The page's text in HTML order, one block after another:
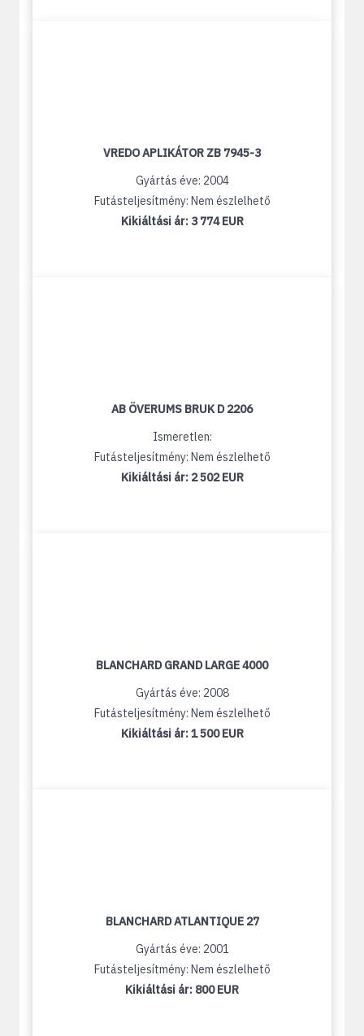
VREDO APLIKÁTOR ZB 7945-3
Gyártás éve: 2004
Futásteljesítmény: Nem észlelhető
Kikiáltási ár: 3 774 EUR
AB ÖVERUMS BRUK D 2206
Ismeretlen:
Futásteljesítmény: Nem észlelhető
Kikiáltási ár: 2 502 EUR
BLANCHARD GRAND LARGE 4000
Gyártás éve: 2008
Futásteljesítmény: Nem észlelhető
Kikiáltási ár:1 500 EUR
BLANCHARD ATLANTIQUE 27
Gyártás éve: 2001
Futásteljesítmény: Nem észlelhető
Kikiáltási ár: 800 EUR